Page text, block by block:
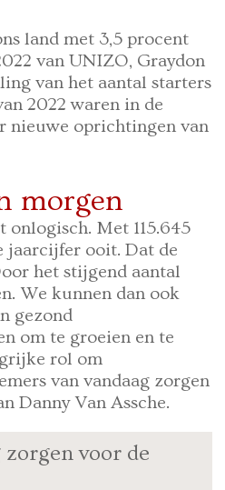
land met 3,5 procent
van UNIZO, Graydon
van het aantal starters
2022 waren in de
nieuwe oprichtingen van
morgen
onlogisch. Met 115.645
jaarcijfer ooit. Dat de
het stijgend aantal
We kunnen dan ook
gezond
om te groeien en te
rol om
van vandaag zorgen
Danny Van Assche.
zorgen voor de